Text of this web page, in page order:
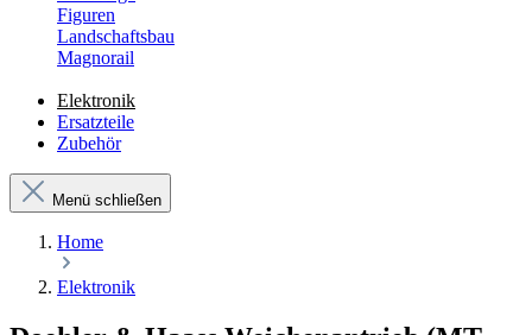
Figuren
Landschaftsbau
Magnorail
Elektronik
Ersatzteile
Zubehör
Menü schließen
Home
Elektronik